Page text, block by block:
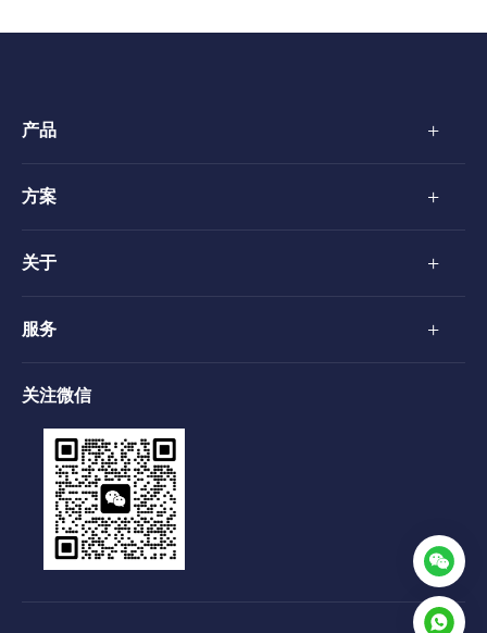
产品 +
方案 +
关于 +
服务 +
关注微信